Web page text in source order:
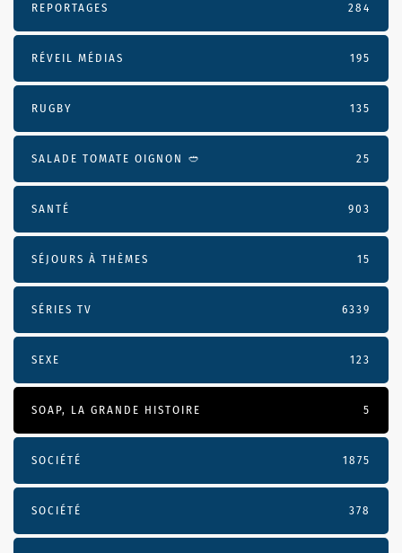
REPORTAGES 284
RÉVEIL MÉDIAS 195
RUGBY 135
SALADE TOMATE OIGNON 🥙 25
SANTÉ 903
SÉJOURS À THÈMES 15
SÉRIES TV 6339
SEXE 123
SOAP, LA GRANDE HISTOIRE 5
SOCIÉTÉ 1875
SOCIÉTÉ 378